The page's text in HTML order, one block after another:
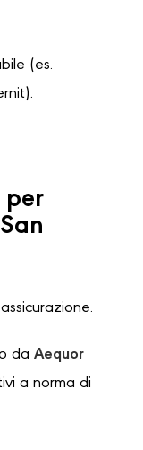
(es.
per
da Aequor
a norma di